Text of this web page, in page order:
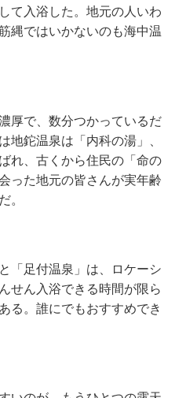
て入浴した。地元の人いわ
縄ではいかないのも海中温
厚で、数分つかっているだ
地鉈温泉は「内科の湯」、
れ、古くから住民の「命の
った地元の皆さんが実年齢
。
「足付温泉」は、ロケーシ
せん入浴できる時間が限ら
る。誰にでもおすすめでき